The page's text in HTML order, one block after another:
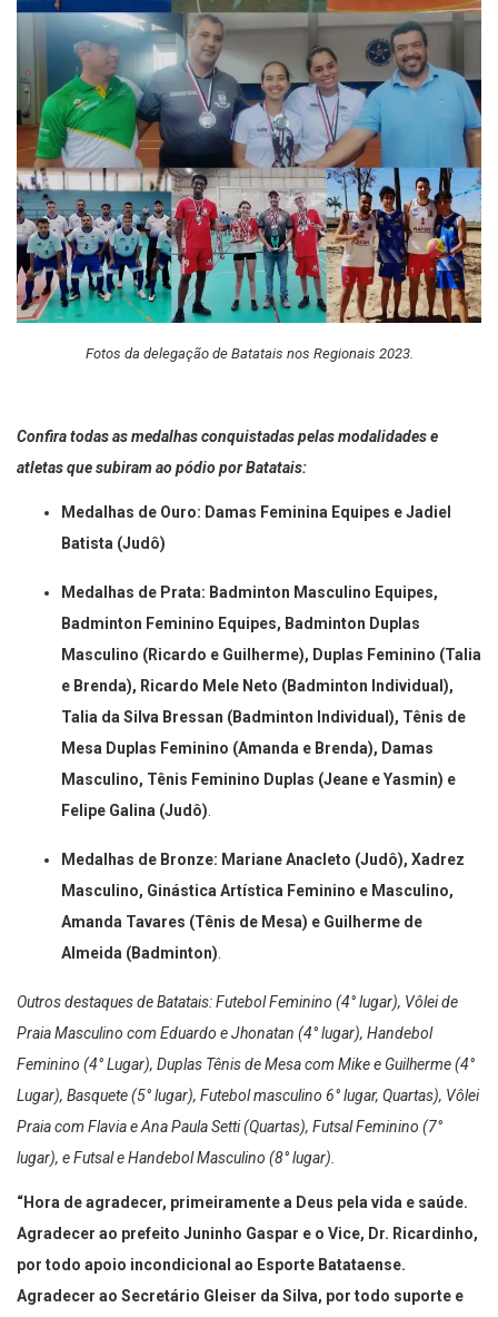
Fotos da delegação de Batatais nos Regionais 2023.
Confira todas as medalhas conquistadas pelas modalidades e
atletas que subiram ao pódio por Batatais:
Medalhas de Ouro: Damas Feminina Equipes e Jadiel
Batista (Judô)
Medalhas de Prata: Badminton Masculino Equipes,
Badminton Feminino Equipes, Badminton Duplas
Masculino (Ricardo e Guilherme), Duplas Feminino (Talia
e Brenda), Ricardo Mele Neto (Badminton Individual),
Talia da Silva Bressan (Badminton Individual), Tênis de
Mesa Duplas Feminino (Amanda e Brenda), Damas
Masculino, Tênis Feminino Duplas (Jeane e Yasmin) e
Felipe Galina (Judô).
Medalhas de Bronze: Mariane Anacleto (Judô), Xadrez
Masculino, Ginástica Artística Feminino e Masculino,
Amanda Tavares (Tênis de Mesa) e Guilherme de
Almeida (Badminton).
Outros destaques de Batatais: Futebol Feminino (4° lugar), Vôlei de
Praia Masculino com Eduardo e Jhonatan (4° lugar), Handebol
Feminino (4° Lugar), Duplas Tênis de Mesa com Mike e Guilherme (4°
Lugar), Basquete (5° lugar), Futebol masculino 6° lugar, Quartas), Vôlei
Praia com Flavia e Ana Paula Setti (Quartas), Futsal Feminino (7°
lugar), e Futsal e Handebol Masculino (8° lugar).
“Hora de agradecer, primeiramente a Deus pela vida e saúde.
Agradecer ao prefeito Juninho Gaspar e o Vice, Dr. Ricardinho,
por todo apoio incondicional ao Esporte Batataense.
Agradecer ao Secretário Gleiser da Silva, por todo suporte e